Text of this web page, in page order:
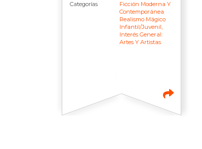
Categorías
Ficción Moderna Y
Contemporánea
Realismo Mágico
Infantil/juvenil,
Interés General:
Artes Y Artistas